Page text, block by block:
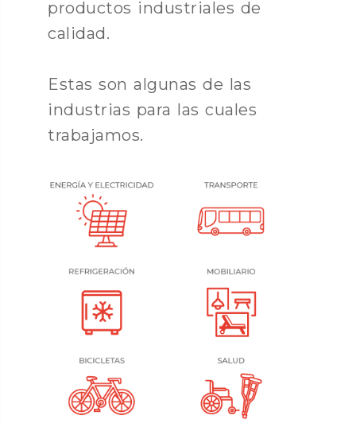
productos industriales de
calidad.
Estas son algunas de las
industrias para las cuales
trabajamos.